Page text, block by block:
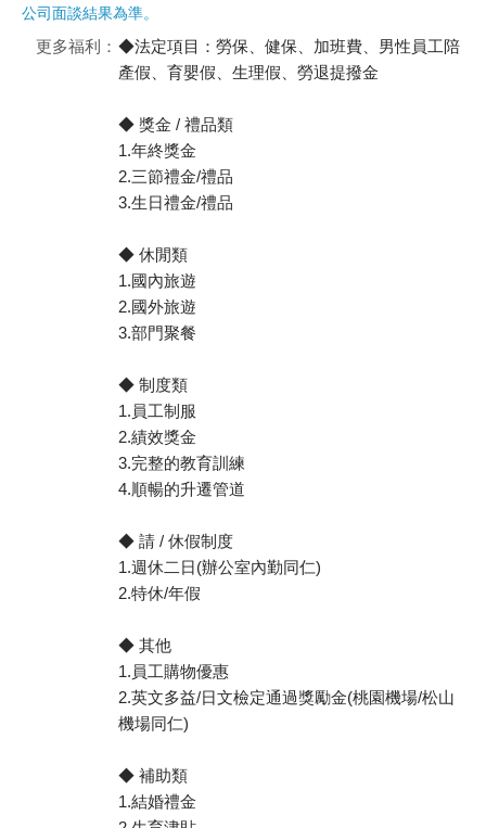
公司面談結果為準。
更多福利： ◆法定項目：勞保、健保、加班費、男性員工陪
產假、育嬰假、生理假、勞退提撥金
◆ 獎金 / 禮品類
1.年終獎金
2.三節禮金/禮品
3.生日禮金/禮品
◆ 休閒類
1.國內旅遊
2.國外旅遊
3.部門聚餐
◆ 制度類
1.員工制服
2.績效獎金
3.完整的教育訓練
4.順暢的升遷管道
◆ 請 / 休假制度
1.週休二日(辦公室內勤同仁)
2.特休/年假
◆ 其他
1.員工購物優惠
2.英文多益/日文檢定通過獎勵金(桃園機場/松山
機場同仁)
◆ 補助類
1.結婚禮金